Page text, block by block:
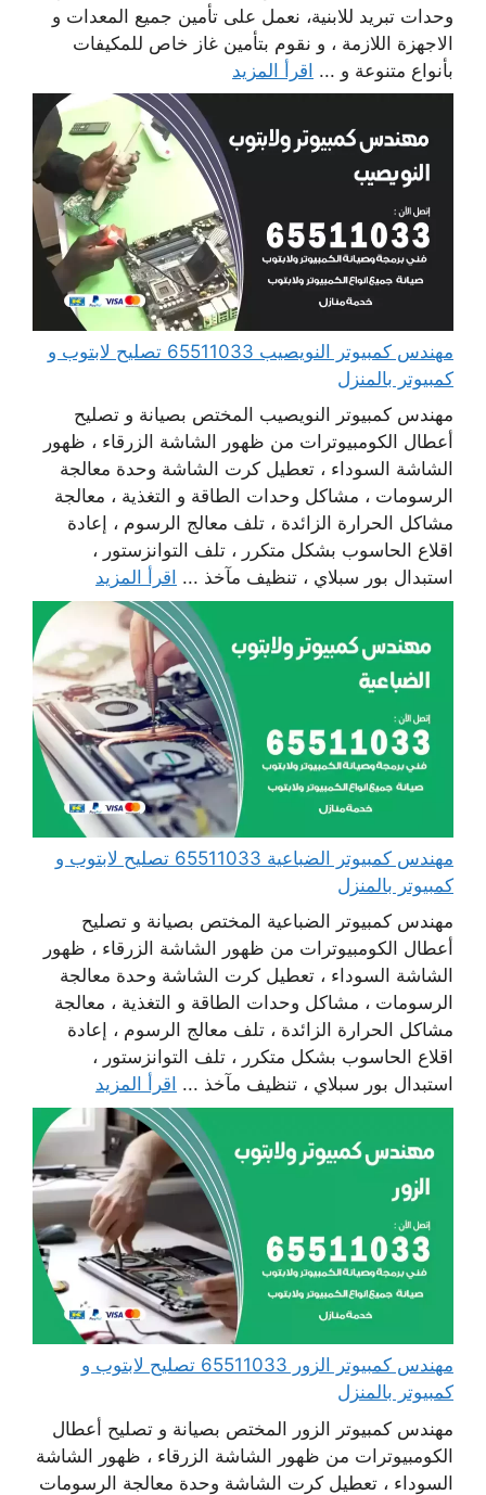
وحدات تبريد للابنية، نعمل على تأمين جميع المعدات و
الاجهزة اللازمة ، و نقوم بتأمين غاز خاص للمكيفات
بأنواع متنوعة و ... اقرأ المزيد
مهندس كمبيوتر النويصيب 65511033 تصليح لابتوب و
كمبيوتر بالمنزل
مهندس كمبيوتر النويصيب المختص بصيانة و تصليح
أعطال الكومبيوترات من ظهور الشاشة الزرقاء ، ظهور
الشاشة السوداء ، تعطيل كرت الشاشة وحدة معالجة
الرسومات ، مشاكل وحدات الطاقة و التغذية ، معالجة
مشاكل الحرارة الزائدة ، تلف معالج الرسوم ، إعادة
اقلاع الحاسوب بشكل متكرر ، تلف التوانزستور ،
استبدال بور سبلاي ، تنظيف مآخذ ... اقرأ المزيد
مهندس كمبيوتر الضباعية 65511033 تصليح لابتوب و
كمبيوتر بالمنزل
مهندس كمبيوتر الضباعية المختص بصيانة و تصليح
أعطال الكومبيوترات من ظهور الشاشة الزرقاء ، ظهور
الشاشة السوداء ، تعطيل كرت الشاشة وحدة معالجة
الرسومات ، مشاكل وحدات الطاقة و التغذية ، معالجة
مشاكل الحرارة الزائدة ، تلف معالج الرسوم ، إعادة
اقلاع الحاسوب بشكل متكرر ، تلف التوانزستور ،
استبدال بور سبلاي ، تنظيف مآخذ ... اقرأ المزيد
مهندس كمبيوتر الزور 65511033 تصليح لابتوب و
كمبيوتر بالمنزل
مهندس كمبيوتر الزور المختص بصيانة و تصليح أعطال
الكومبيوترات من ظهور الشاشة الزرقاء ، ظهور الشاشة
السوداء ، تعطيل كرت الشاشة وحدة معالجة الرسومات